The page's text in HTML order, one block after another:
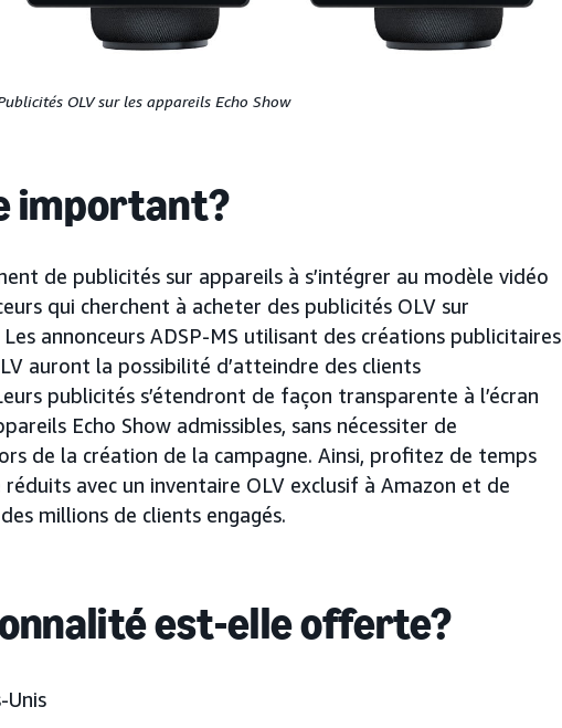
OLV sur les appareils Echo Show
important?
de publicités sur appareils à s’intégrer au modèle vidéo
qui cherchent à acheter des publicités OLV sur
annonceurs ADSP-MS utilisant des créations publicitaires
auront la possibilité d’atteindre des clients
publicités s’étendront de façon transparente à l’écran
Echo Show admissibles, sans nécessiter de
de la création de la campagne. Ainsi, profitez de temps
avec un inventaire OLV exclusif à Amazon et de
millions de clients engagés.
est-elle offerte?
Unis